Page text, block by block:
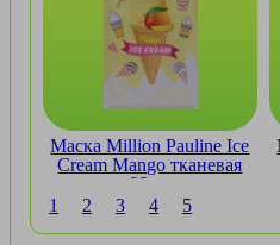
Маска Million Pauline Ice
Cream Mango тканевая
23мл
1 2 3 4 5